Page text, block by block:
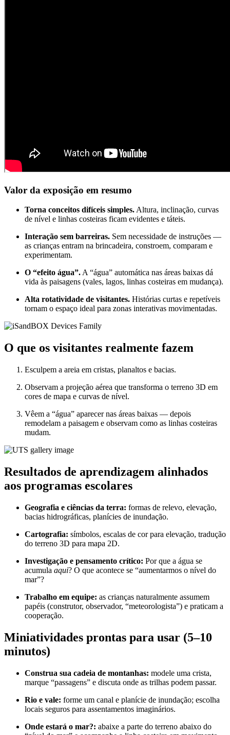
Valor da exposição em resumo
Torna conceitos difíceis simples. Altura, inclinação, curvas
de nível e linhas costeiras ficam evidentes e táteis.
Interação sem barreiras. Sem necessidade de instruções —
as crianças entram na brincadeira, constroem, comparam e
experimentam.
O “efeito água”. A “água” automática nas áreas baixas dá
vida às paisagens (vales, lagos, linhas costeiras em mudança).
Alta rotatividade de visitantes. Histórias curtas e repetíveis
tornam o espaço ideal para zonas interativas movimentadas.
O que os visitantes realmente fazem
Esculpem a areia em cristas, planaltos e bacias.
Observam a projeção aérea que transforma o terreno 3D em
cores de mapa e curvas de nível.
Vêem a “água” aparecer nas áreas baixas — depois
remodelam a paisagem e observam como as linhas costeiras
mudam.
Resultados de aprendizagem alinhados
aos programas escolares
Geografia e ciências da terra: formas de relevo, elevação,
bacias hidrográficas, planícies de inundação.
Cartografia: símbolos, escalas de cor para elevação, tradução
do terreno 3D para mapa 2D.
Investigação e pensamento crítico: Por que a água se
acumula aqui? O que acontece se “aumentarmos o nível do
mar”?
Trabalho em equipe: as crianças naturalmente assumem
papéis (construtor, observador, “meteorologista”) e praticam a
cooperação.
Miniatividades prontas para usar (5–10
minutos)
Construa sua cadeia de montanhas: modele uma crista,
marque “passagens” e discuta onde as trilhas podem passar.
Rio e vale: forme um canal e planície de inundação; escolha
locais seguros para assentamentos imaginários.
Onde estará o mar?: abaixe a parte do terreno abaixo do